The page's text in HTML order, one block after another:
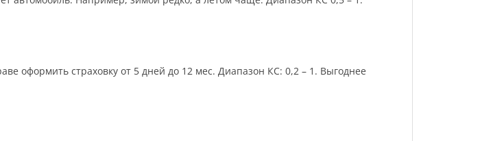
оформить страховку от 5 дней до 12 мес. Диапазон КС: 0,2 – 1. Выгоднее